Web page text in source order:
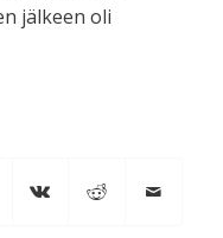
jälkeen oli